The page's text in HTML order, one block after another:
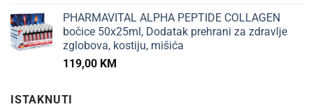
PHARMAVITAL ALPHA PEPTIDE COLLAGEN
bočice 50x25ml, Dodatak prehrani za zdravlje
zglobova, kostiju, mišića
119,00 KM
ISTAKNUTI